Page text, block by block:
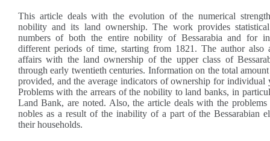
This article deals with the evolution of the numerical
nobility and its land ownership. The work provides
numbers of both the entire nobility of Bessarabia and for
different periods of time, starting from 1821. The author also
affairs with the land ownership of the upper class of
through early twentieth centuries. Information on the total
provided, and the average indicators of ownership for individual
Problems with the arrears of the nobility to land banks, in
Land Bank, are noted. Also, the article deals with the
nobles as a result of the inability of a part of the Bessarabian
their households.